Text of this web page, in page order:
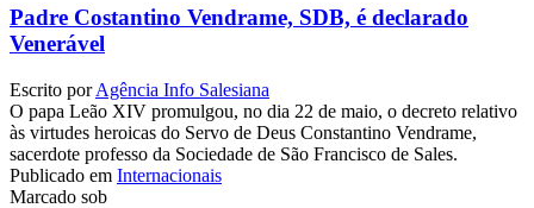
Padre Costantino Vendrame, SDB, é declarado
Venerável
Escrito porAgência Info Salesiana
O papa Leão XIV promulgou, no dia 22 de maio, o decreto relativo
às virtudes heroicas do Servo de Deus Constantino Vendrame,
sacerdote professo da Sociedade de São Francisco de Sales.
Publicado em Internacionais
Marcado sob